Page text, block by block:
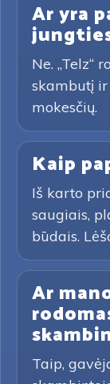
Ar yra
Ne. „Telz“
skambutį
mokesčių.
Kaip
Iš karto
saugiais,
būdais.
Ar
Taip,